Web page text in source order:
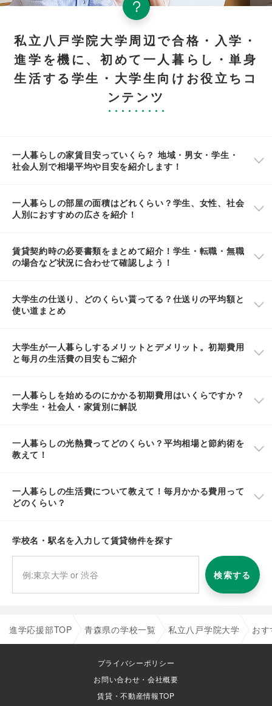
私立八戸学院大学周辺で合格・入学・
進学を機に、初めて一人暮らし・単身
生活する学生・大学生向けお役立ちコ
ンテンツ
一人暮らしの家賃目安っていくら？ 地域・男女・学生・
社会人別で相場平均や目安を紹介します！
一人暮らしの部屋の面積はどれくらい？学生、女性、社会
人別におすすめの広さを紹介！
賃貸契約時の必要書類をまとめて紹介！学生・転職・無職
の場合など状況に合わせて確認しよう！
大学生の仕送り、どのくらい貰ってる？仕送りの平均額と
使い道まとめ
大学生が一人暮らしするメリットとデメリット。初期費用
と毎月の生活費の目安もご紹介
一人暮らしを始めるのにかかる初期費用はいくらですか？
大学生・社会人・家賃別に解説
一人暮らしの光熱費ってどのくらい？平均相場と節約術を
教えて！
一人暮らしの生活費について教えて！毎月かかる費用って
どのくらい？
学校名・駅名を入力して賃貸物件を探す
検索する
進学応援部TOP 青森県の学校一覧 私立八戸学院大学 お
プライバシーポリシー
お問い合わせ・会社概要
賃貸・不動産情報TOP